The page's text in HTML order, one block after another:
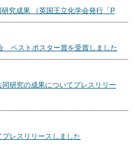
究成果 （英国王立化学会発行「P
ベストポスター賞を受賞しました
研究の成果についてプレスリリー
レスリリースしました